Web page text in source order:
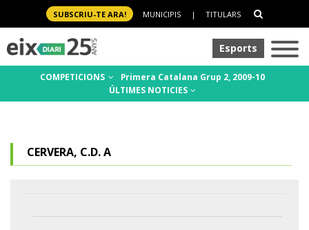
SUBSCRIU-TE ARA! MUNICIPIS | TITULARS
Esports
COMPETICIONS
Primera Catalana Grup 2, 2009-10
ÚLTIMES NOTICIES
CERVERA, C.D. A